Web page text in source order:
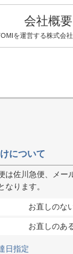
会社概要
を運営する株式会
について
は佐川急便、メー
なります。
お直しのな
お直しのあ
日指定